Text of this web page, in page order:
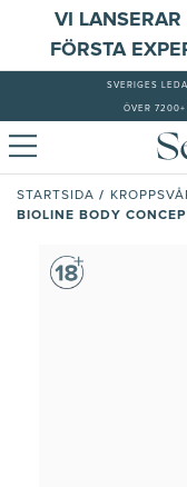
VI LANSERAR
FÖRSTA
SVERIGES
ÖVER
STARTSIDA /
BIOLINE BODY